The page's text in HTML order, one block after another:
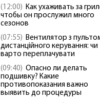
(12:00) Как ухаживать за
чтобы он прослужил много
сезонов
(07:55) Вентилятор з
дистанційного керування: чи
варто переплачувати
(09:40) Опасно ли делать
подшивку? Какие
противопоказания важно
выявить до процедуры